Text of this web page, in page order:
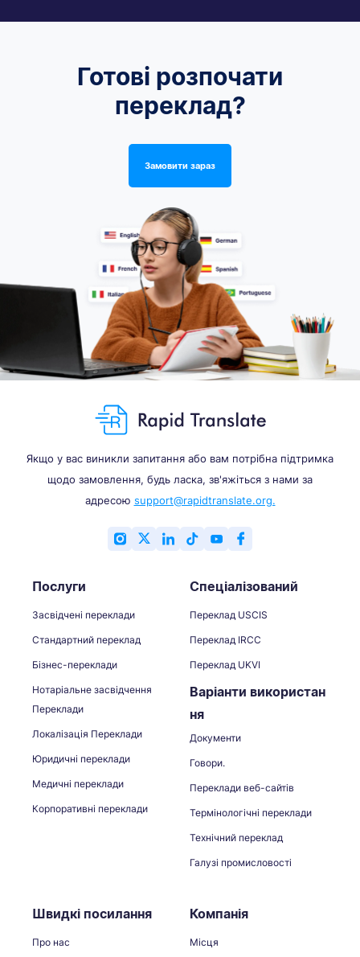
Готові розпочати
переклад?
Замовити зараз
Якщо у вас виникли запитання або вам потрібна підтримка
щодо замовлення, будь ласка, зв'яжіться з нами за
адресою support@rapidtranslate.org.
Послуги
Засвідчені переклади
Стандартний переклад
Бізнес-переклади
Нотаріальне засвідчення
Переклади
Локалізація Переклади
Юридичні переклади
Медичні переклади
Корпоративні переклади
Спеціалізований
Переклад USCIS
Переклад IRCC
Переклад UKVI
Варіанти використан
ня
Документи
Говори.
Переклади веб-сайтів
Термінологічні переклади
Технічний переклад
Галузі промисловості
Швидкі посилання
Про нас
Компанія
Місця